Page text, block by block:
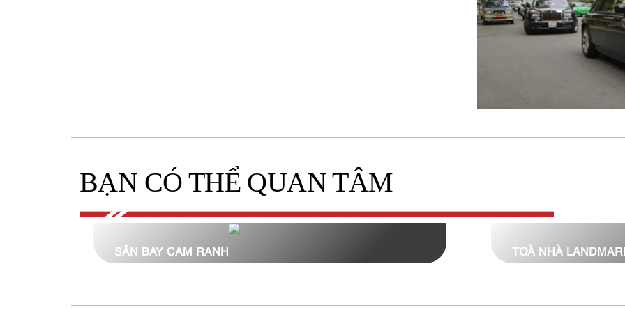
BẠN CÓ THỂ QUAN TÂM
SÂN BAY CAM RANH TOÀ NHÀ